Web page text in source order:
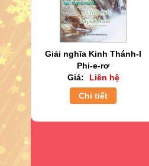
Giải nghĩa Kinh Thánh-I
Phi-e-rơ
Giá:
Liên hệ
Chi tiết